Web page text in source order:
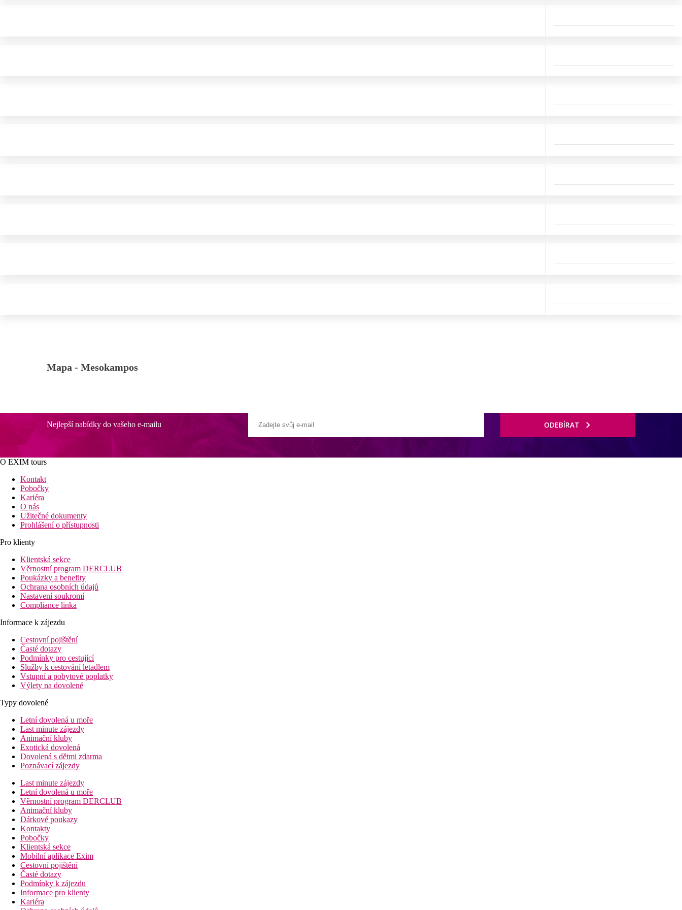
Mapa - Mesokampos
Nejlepší nabídky do vašeho e-mailu ODEBÍRAT
O EXIM tours
Kontakt
Pobočky
Kariéra
O nás
Užitečné dokumenty
Prohlášení o přístupnosti
Pro klienty
Klientská sekce
Věrnostní program DERCLUB
Poukázky a benefity
Ochrana osobních údajů
Nastavení soukromí
Compliance linka
Informace k zájezdu
Cestovní pojištění
Časté dotazy
Podmínky pro cestující
Služby k cestování letadlem
Vstupní a pobytové poplatky
Výlety na dovolené
Typy dovolené
Letní dovolená u moře
Last minute zájezdy
Animační kluby
Exotická dovolená
Dovolená s dětmi zdarma
Poznávací zájezdy
Last minute zájezdy
Letní dovolená u moře
Věrnostní program DERCLUB
Animační kluby
Dárkové poukazy
Kontakty
Pobočky
Klientská sekce
Mobilní aplikace Exim
Cestovní pojištění
Časté dotazy
Podmínky k zájezdu
Informace pro klienty
Kariéra